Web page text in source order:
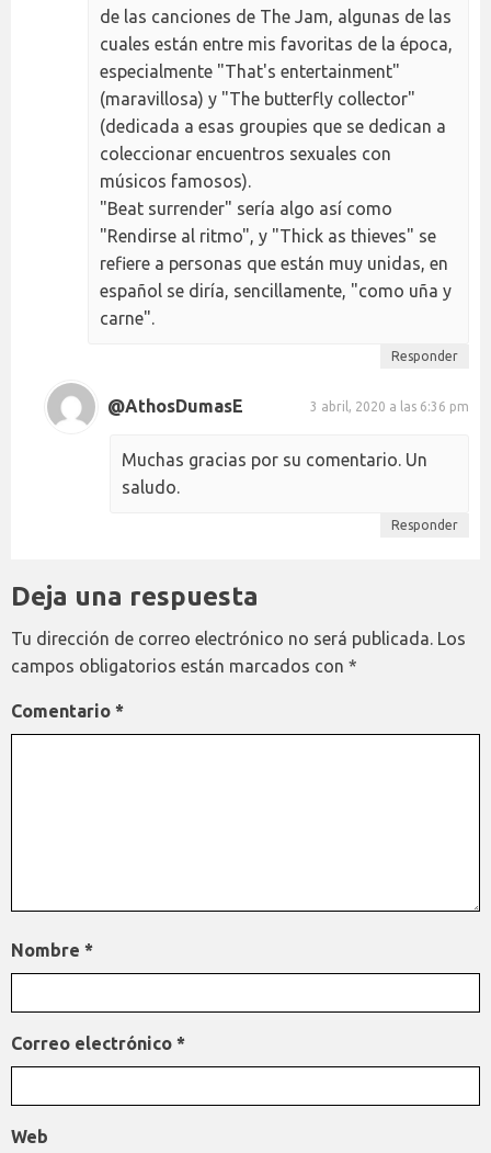
de las canciones de The Jam, algunas de las
cuales están entre mis favoritas de la época,
especialmente "That's entertainment"
(maravillosa) y "The butterfly collector"
(dedicada a esas groupies que se dedican a
coleccionar encuentros sexuales con
músicos famosos).
"Beat surrender" sería algo así como
"Rendirse al ritmo", y "Thick as thieves" se
refiere a personas que están muy unidas, en
español se diría, sencillamente, "como uña y
carne".
Responder
@AthosDumasE 3 abril, 2020 a las 6:36 pm
Muchas gracias por su comentario. Un
saludo.
Responder
Deja una respuesta
Tu dirección de correo electrónico no será publicada. Los
campos obligatorios están marcados con *
Comentario *
Nombre *
Correo electrónico *
Web